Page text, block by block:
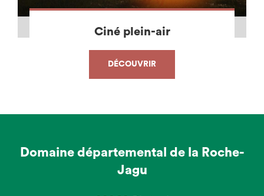
Ciné plein-air
DÉCOUVRIR
Domaine départemental de la Roche-
Jagu